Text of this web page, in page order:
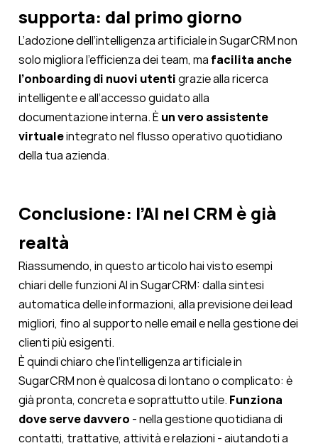
supporta: dal primo giorno
L’adozione dell’intelligenza artificiale in SugarCRM non
solo migliora l’efficienza dei team, ma facilita anche
l’onboarding di nuovi utentigrazie alla ricerca
intelligente e all’accesso guidato alla
documentazione interna. È un vero assistente
virtualeintegrato nel flusso operativo quotidiano
della tua azienda.
Conclusione: l’AI nel CRM è già
realtà
Riassumendo, in questo articolo hai vistoesempi
chiari delle funzioni AI in SugarCRM: dalla sintesi
automatica delle informazioni, alla previsione dei lead
migliori, fino al supporto nelle email e nella gestione dei
clienti più esigenti.
È quindi chiaro che l’intelligenza artificiale in
SugarCRM non è qualcosa di lontano o complicato: è
già pronta, concreta e soprattutto utile. Funziona
dove serve davvero - nella gestione quotidiana di
contatti, trattative, attività e relazioni - aiutandoti a